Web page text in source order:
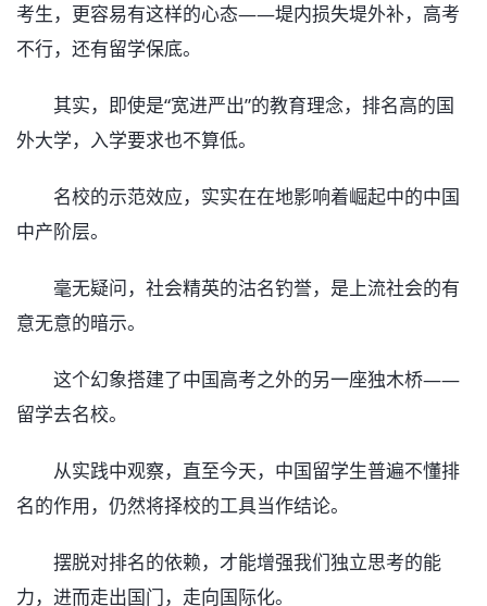
考生，更容易有这样的心态——堤内损失堤外补，高考
不行，还有留学保底。
其实，即使是“宽进严出”的教育理念，排名高的国
外大学，入学要求也不算低。
名校的示范效应，实实在在地影响着崛起中的中国
中产阶层。
毫无疑问，社会精英的沽名钓誉，是上流社会的有
意无意的暗示。
这个幻象搭建了中国高考之外的另一座独木桥——
留学去名校。
从实践中观察，直至今天，中国留学生普遍不懂排
名的作用，仍然将择校的工具当作结论。
摆脱对排名的依赖，才能增强我们独立思考的能
力，进而走出国门，走向国际化。